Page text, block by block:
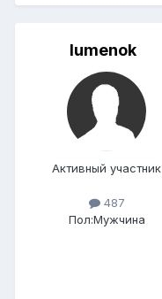
lumenok
Активный участник
487
Пол:Мужчина